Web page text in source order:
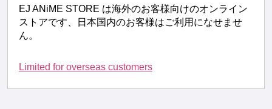
EJ ANiME STORE は海外のお客様向けのオンライン
ストアです、日本国内のお客様はご利用になせませ
ん。
Limited for overseas customers